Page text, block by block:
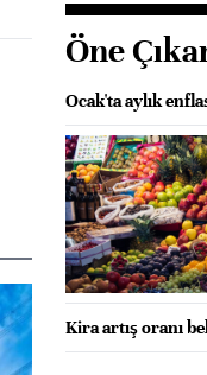
Öne
Ocak'ta aylık
Kira artış oranı